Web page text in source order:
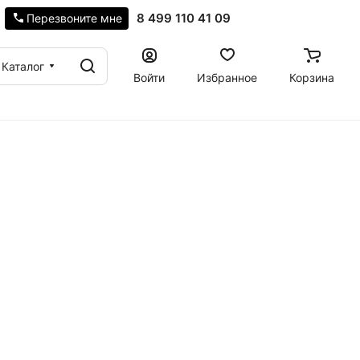
8 499 110 41 09
Перезвоните мне
Каталог
Войти
Избранное Корзина